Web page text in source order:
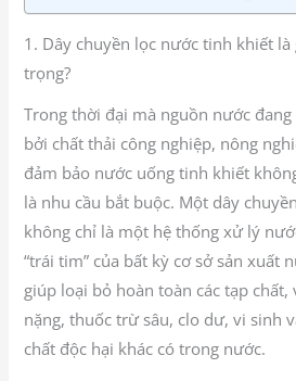
1. Dây chuyền lọc nước tinh khiết là
trọng?
Trong thời đại mà nguồn nước
bởi chất thải công nghiệp, nông
đảm bảo nước uống tinh khiết
là nhu cầu bắt buộc. Một dây
không chỉ là một hệ thống xử lý
“trái tim” của bất kỳ cơ sở sản xuất
giúp loại bỏ hoàn toàn các tạp
nặng, thuốc trừ sâu, clo dư, vi sinh
chất độc hại khác có trong nước.